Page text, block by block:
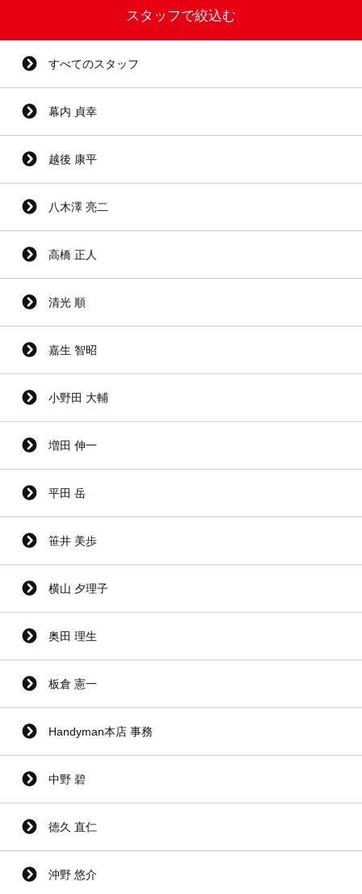
スタッフで絞込む
すべてのスタッフ
幕内 貞幸
越後 康平
八木澤 亮二
高橋 正人
清光 順
嘉生 智昭
小野田 大輔
増田 伸一
平田 岳
笹井 美歩
横山 夕理子
奥田 理生
板倉 憲一
Handyman本店 事務
中野 碧
徳久 直仁
沖野 悠介